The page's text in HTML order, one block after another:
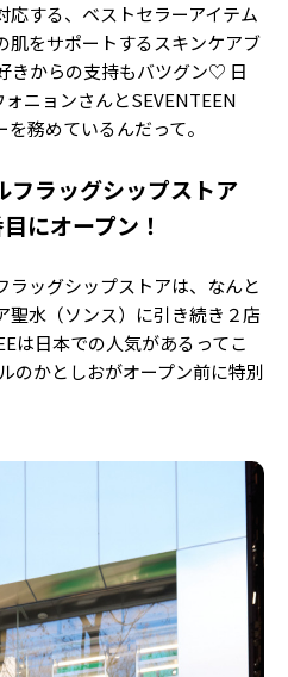
us
グイン
応する、ベストセラーアイテム
肌をサポートするスキンケアブ
きからの支持もバツグン♡ 日
ニョンさんとSEVENTEEN
務めているんだって。
ラッグシップストア
にオープン！
ッグシップストアは、なんと
聖水（ソンス）に引き続き２店
は日本での人気があるってこ
のかとしおがオープン前に特別